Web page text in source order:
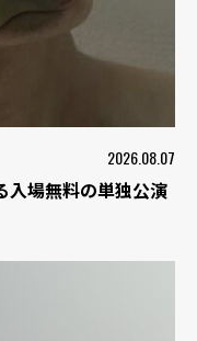
2026.08.07
入場無料の単独公演